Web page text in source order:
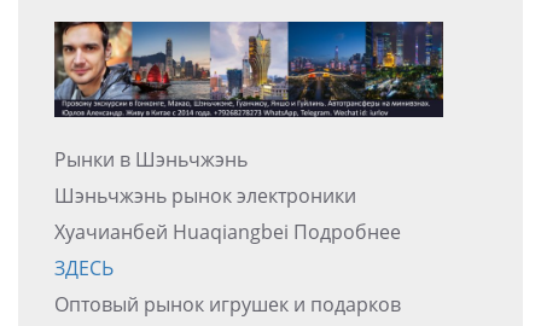
Рынки в Шэньчжэнь
Шэньчжэнь рынок электроники
Хуачианбей Huaqiangbei Подробнее
ЗДЕСЬ
Оптовый рынок игрушек и подарков